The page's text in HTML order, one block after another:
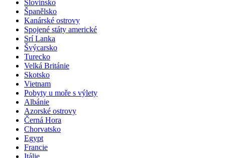
Slovinsko
Španělsko
Kanárské ostrovy
Spojené státy americké
Srí Lanka
Švýcarsko
Turecko
Velká Británie
Skotsko
Vietnam
Pobyty u moře s výlety
Albánie
Azorské ostrovy
Černá Hora
Chorvatsko
Egypt
Francie
Itálie